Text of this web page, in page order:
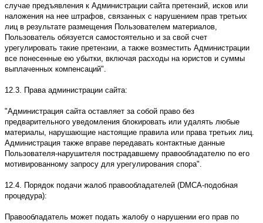
случае предъявления к Администрации сайта претензий, исков или
наложения на нее штрафов, связанных с нарушением прав третьих
лиц в результате размещения Пользователем материалов,
Пользователь обязуется самостоятельно и за свой счет
урегулировать такие претензии, а также возместить Администрации
все понесенные ею убытки, включая расходы на юристов и суммы
выплаченных компенсаций".
12.3. Права администрации сайта:
"Администрация сайта оставляет за собой право без
предварительного уведомления блокировать или удалять любые
материалы, нарушающие настоящие правила или права третьих лиц.
Администрация также вправе передавать контактные данные
Пользователя-нарушителя пострадавшему правообладателю по его
мотивированному запросу для урегулирования спора".
12.4. Порядок подачи жалоб правообладателей (DMCA-подобная
процедура):
Правообладатель может подать жалобу о нарушении его прав по